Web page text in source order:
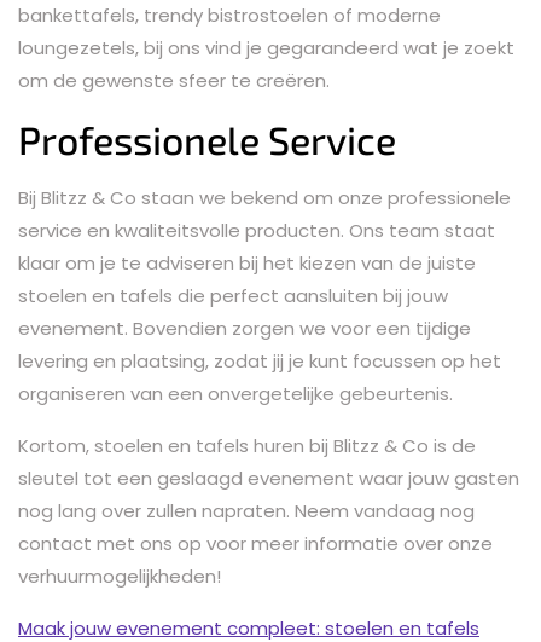
bankettafels, trendy bistrostoelen of moderne
loungezetels, bij ons vind je gegarandeerd wat je zoekt
om de gewenste sfeer te creëren.
Professionele Service
Bij Blitzz & Co staan we bekend om onze professionele
service en kwaliteitsvolle producten. Ons team staat
klaar om je te adviseren bij het kiezen van de juiste
stoelen en tafels die perfect aansluiten bij jouw
evenement. Bovendien zorgen we voor een tijdige
levering en plaatsing, zodat jij je kunt focussen op het
organiseren van een onvergetelijke gebeurtenis.
Kortom, stoelen en tafels huren bij Blitzz & Co is de
sleutel tot een geslaagd evenement waar jouw gasten
nog lang over zullen napraten. Neem vandaag nog
contact met ons op voor meer informatie over onze
verhuurmogelijkheden!
Maak jouw evenement compleet: stoelen en tafels